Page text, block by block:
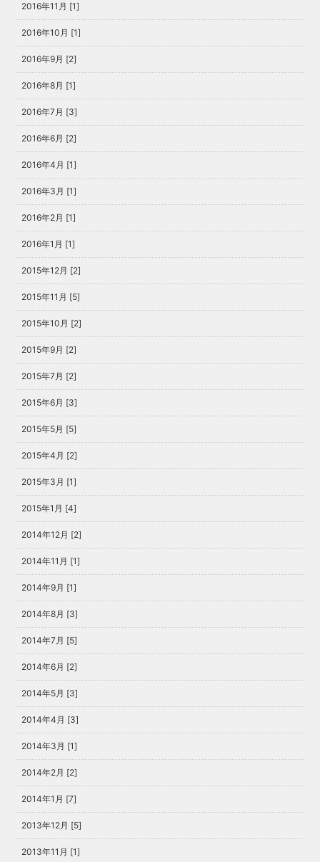
2016年11月 [1]
2016年10月 [1]
2016年9月 [2]
2016年8月 [1]
2016年7月 [3]
2016年6月 [2]
2016年4月 [1]
2016年3月 [1]
2016年2月 [1]
2016年1月 [1]
2015年12月 [2]
2015年11月 [5]
2015年10月 [2]
2015年9月 [2]
2015年7月 [2]
2015年6月 [3]
2015年5月 [5]
2015年4月 [2]
2015年3月 [1]
2015年1月 [4]
2014年12月 [2]
2014年11月 [1]
2014年9月 [1]
2014年8月 [3]
2014年7月 [5]
2014年6月 [2]
2014年5月 [3]
2014年4月 [3]
2014年3月 [1]
2014年2月 [2]
2014年1月 [7]
2013年12月 [5]
2013年11月 [1]